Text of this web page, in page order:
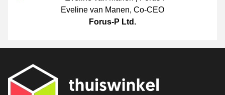
Eveline van Manen, Co-CEO
Forus-P Ltd.